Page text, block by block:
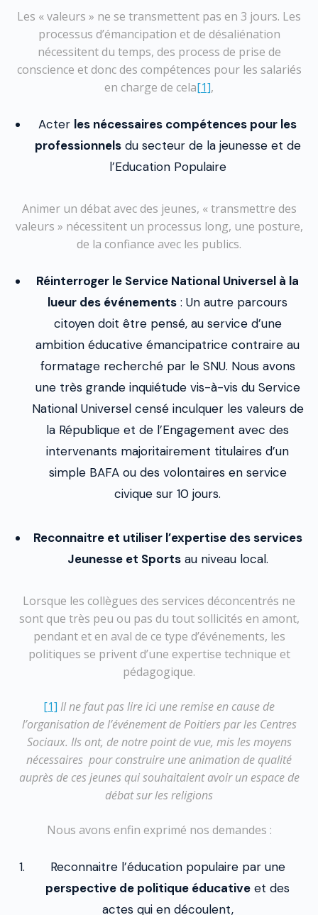
Les « valeurs » ne se transmettent pas en 3 jours. Les
processus d’émancipation et de désaliénation
nécessitent du temps, des process de prise de
conscience et donc des compétences pour les salariés
en charge de cela[1],
Acter les nécessaires compétences pour les
professionnelsdu secteur de la jeunesse et de
l’Education Populaire
Animer un débat avec des jeunes, « transmettre des
valeurs » nécessitent un processus long, une posture,
de la confiance avec les publics.
Réinterroger le Service National Universel à la
lueur des événements : Un autre parcours
citoyen doit être pensé, au service d’une
ambition éducative émancipatrice contraire au
formatage recherché par le SNU. Nous avons
une très grande inquiétude vis-à-vis du Service
National Universel censé inculquer les valeurs de
la République et de l’Engagement avec des
intervenants majoritairement titulaires d’un
simple BAFA ou des volontaires en service
civique sur 10 jours.
Reconnaitre et utiliser l’expertise des services
Jeunesse et Sportsau niveau local.
Lorsque les collègues des services déconcentrés ne
sont que très peu ou pas du tout sollicités en amont,
pendant et en aval de ce type d’événements, les
politiques se privent d’une expertise technique et
pédagogique.
[1] Il ne faut pas lire ici une remise en cause de
l’organisation de l’événement de Poitiers par les Centres
Sociaux. Ils ont, de notre point de vue, mis les moyens
nécessaires pour construire une animation de qualité
auprès de ces jeunes qui souhaitaient avoir un espace de
débat sur les religions
Nous avons enfin exprimé nos demandes :
Reconnaitre l’éducation populaire par une
perspective de politique éducative et des
actes qui en découlent,